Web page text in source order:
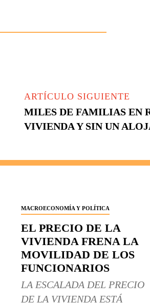
ARTÍCULO SIGUIENTE
MILES DE FAMILIAS EN
VIVIENDA Y SIN UN
MACROECONOMÍA Y POLÍTICA
EL PRECIO DE LA
VIVIENDA FRENA LA
MOVILIDAD DE LOS
FUNCIONARIOS
LA ESCALADA DEL PRECIO
DE LA VIVIENDA ESTÁ